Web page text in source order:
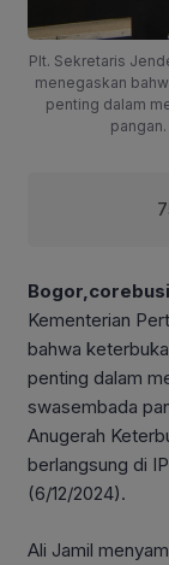
Plt. Sekretaris
menegaskan
penting dalam
Kementerian
bahwa
penting dalam
swasembada
Anugerah
berlangsung di
(6/12/2024).
Ali Jamil